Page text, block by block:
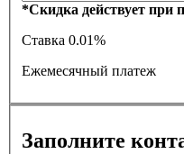
*Скидка действует при
Ставка 0.01%
Ежемесячный платеж
Заполните